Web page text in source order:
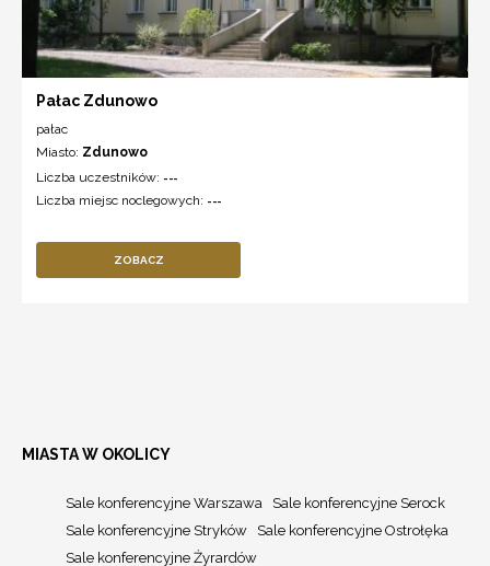
Pałac Zdunowo
pałac
Miasto: Zdunowo
Liczba uczestników: ---
Liczba miejsc noclegowych: ---
ZOBACZ
MIASTA W OKOLICY
Sale konferencyjne Warszawa
Sale konferencyjne Serock
Sale konferencyjne Stryków
Sale konferencyjne Ostrołęka
Sale konferencyjne Żyrardów